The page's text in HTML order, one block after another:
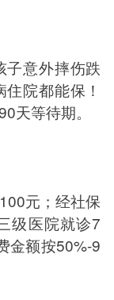
子意外摔伤跌
院都能保！
天等待期。
元；经社保
级医院就诊7
金额按50%-9